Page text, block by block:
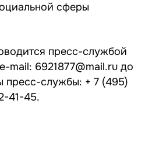
сферы
пресс-службой
mail: 6921877@mail.ru до
пресс-службы: + 7 (495)
41-45.